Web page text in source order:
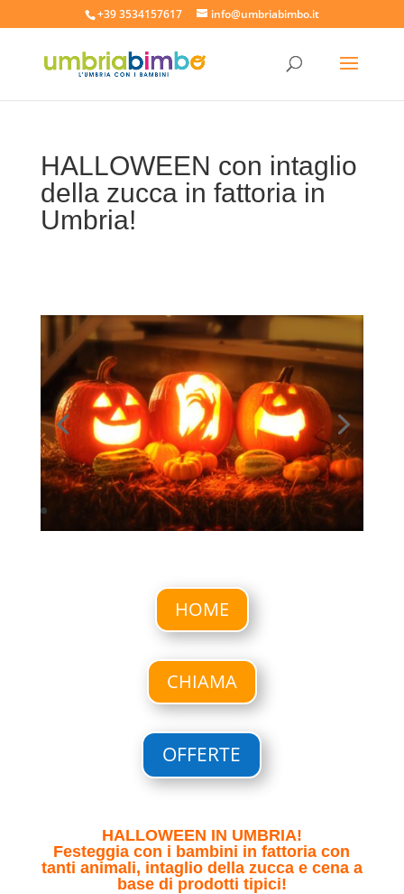
+39 3534157617 info@umbriabimbo.it
HALLOWEEN con intaglio
della zucca in fattoria in
Umbria!
HOME
CHIAMA
OFFERTE
HALLOWEEN IN UMBRIA!
Festeggia con i bambini in fattoria con
tanti animali, intaglio della zucca e cena a
base di prodotti tipici!